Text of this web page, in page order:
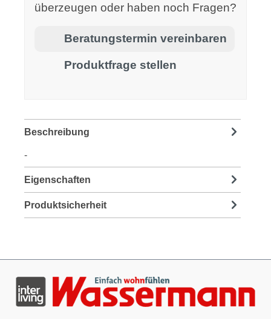
überzeugen oder haben noch Fragen?
Beratungstermin vereinbaren
Produktfrage stellen
Beschreibung
-
Eigenschaften
Produktsicherheit